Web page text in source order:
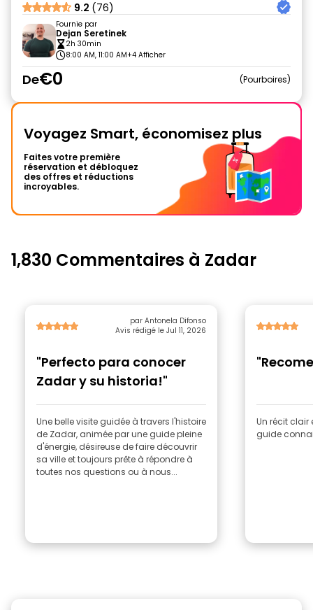
9.2 (76)
Fournie par
Dejan Seretinek
2h 30min
8:00 AM, 11:00 AM+4 Afficher
De€0 Pourboires
Voyagez Smart, économisez plus
Faites votre première
réservation et débloquez
des offres et réductions
incroyables.
1,830 Commentaires à Zadar
par Antonela Difonso
Avis rédigé le Jul 11, 2026
"Perfecto para conocer
Zadar y su historia!"
Une belle visite guidée à travers l'histoire
de Zadar, animée par une guide pleine
d'énergie, désireuse de faire découvrir
sa ville et toujours prête à répondre à
toutes nos questions ou à nous...
Un récit clair
guide